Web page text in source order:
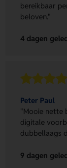
bereikbaar
beloven."
4 dagen
Peter Paul
"Mooie nette
digitale
dubbellaags
9 dagen